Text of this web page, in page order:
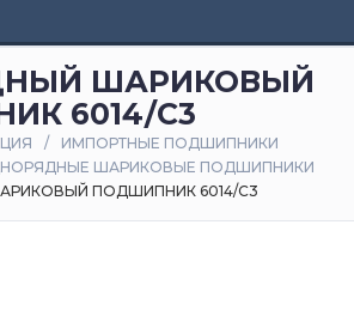
ШАРИКОВЫЙ
6014/C3
ИМПОРТНЫЕ ПОДШИПНИКИ
ШАРИКОВЫЕ ПОДШИПНИКИ
ПОДШИПНИК 6014/C3